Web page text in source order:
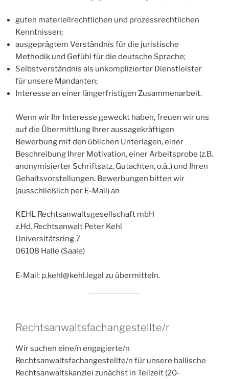
guten materiellrechtlichen und prozessrechtlichen
Kenntnissen;
ausgeprägtem Verständnis für die juristische
Methodik und Gefühl für die deutsche Sprache;
Selbstverständnis als unkomplizierter Dienstleister
für unsere Mandanten;
Interesse an einer längerfristigen Zusammenarbeit.
Wenn wir Ihr Interesse geweckt haben, freuen wir uns
auf die Übermittlung Ihrer aussagekräftigen
Bewerbung mit den üblichen Unterlagen, einer
Beschreibung Ihrer Motivation, einer Arbeitsprobe (z.B.
anonymisierter Schriftsatz, Gutachten, o.ä..) und Ihren
Gehaltsvorstellungen. Bewerbungen bitten wir
(ausschließlich per E-Mail) an
KEHL Rechtsanwaltsgesellschaft mbH
z.Hd. Rechtsanwalt Peter Kehl
Universitätsring 7
06108 Halle (Saale)
E-Mail: p.kehl@kehl.legal zu übermitteln.
Rechtsanwaltsfachangestellte/r
Wir suchen eine/n engagierte/n
Rechtsanwaltsfachangestellte/n für unsere hallische
Rechtsanwaltskanzlei zunächst in Teilzeit (20-